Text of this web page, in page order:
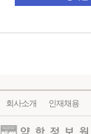
회사소개 인재채용
약학정보원